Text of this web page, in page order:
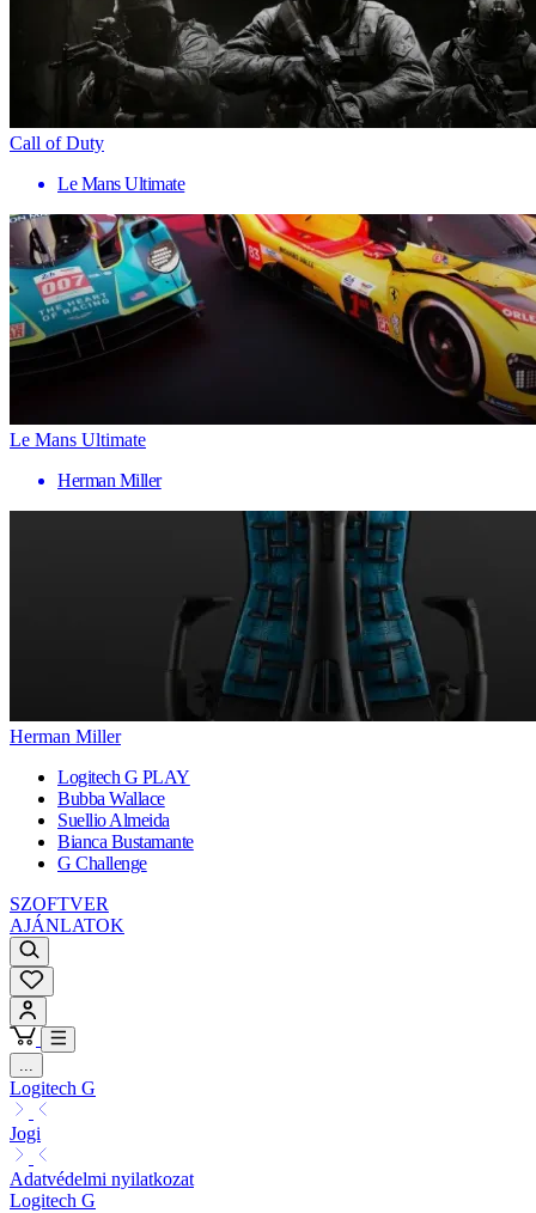
Call of Duty
Le Mans Ultimate
Le Mans Ultimate
Herman Miller
Herman Miller
Logitech G PLAY
Bubba Wallace
Suellio Almeida
Bianca Bustamante
G Challenge
SZOFTVER
AJÁNLATOK
...
Logitech G
Jogi
Adatvédelmi nyilatkozat
Logitech G